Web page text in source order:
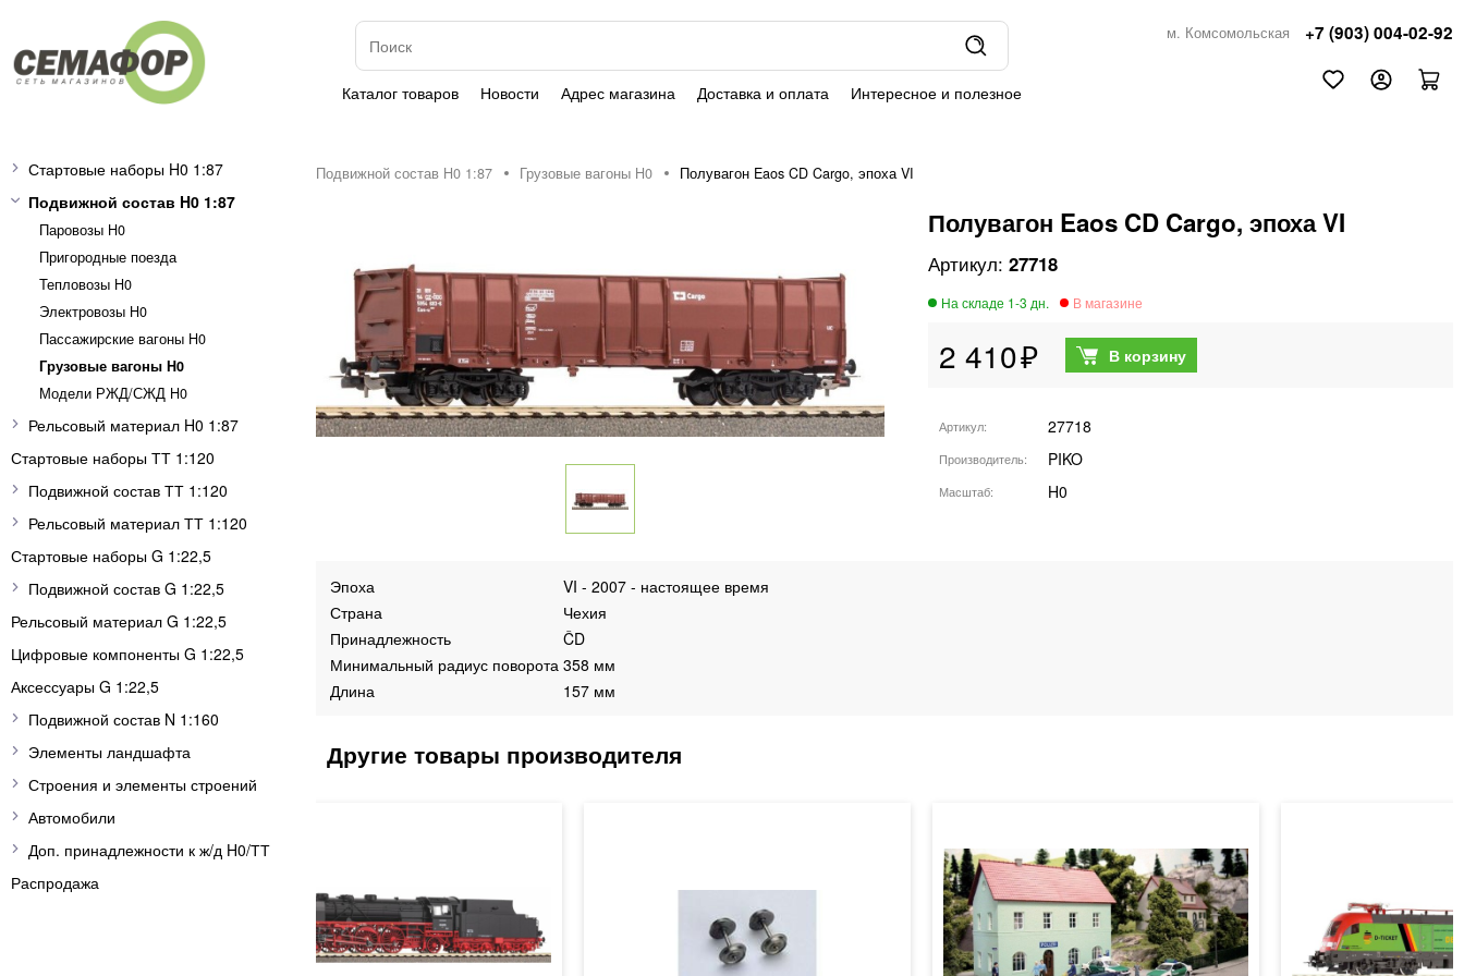
Каталог товаров Новости Адрес магазина Доставка и оплата Интересное и полезное
м. Комсомольская +7 (903) 004-02-92
Стартовые наборы H0 1:87
Подвижной состав H0 1:87
Паровозы H0
Пригородные поезда
Тепловозы H0
Электровозы H0
Пассажирские вагоны H0
Грузовые вагоны H0
Модели РЖД/СЖД H0
Рельсовый материал H0 1:87
Стартовые наборы ТТ 1:120
Подвижной состав ТТ 1:120
Рельсовый материал ТТ 1:120
Стартовые наборы G 1:22,5
Подвижной состав G 1:22,5
Рельсовый материал G 1:22,5
Цифровые компоненты G 1:22,5
Аксессуары G 1:22,5
Подвижной состав N 1:160
Элементы ландшафта
Строения и элементы строений
Автомобили
Доп. принадлежности к ж/д H0/ТТ
Распродажа
Подвижной состав H0 1:87 Грузовые вагоны H0 Полувагон Eaos CD Cargo, эпоха VI
Полувагон Eaos CD Cargo, эпоха VI
27718
2 410
Артикул 27718
Производитель PIKO
Масштаб H0
Эпоха
VI - 2007 - настоящее время
Страна
Чехия
Принадлежность
ČD
Минимальный радиус поворота 358 мм
Длина
157 мм